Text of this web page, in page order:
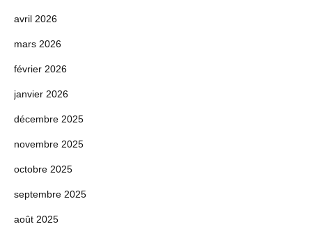
avril 2026
mars 2026
février 2026
janvier 2026
décembre 2025
novembre 2025
octobre 2025
septembre 2025
août 2025